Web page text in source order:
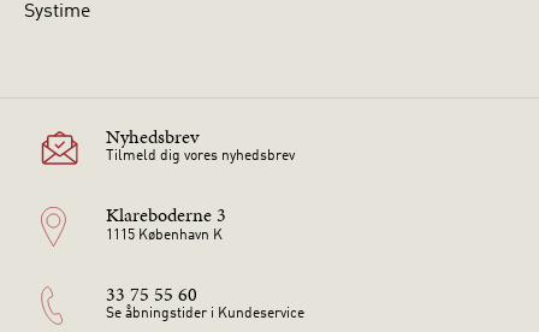
Systime
Nyhedsbrev
Tilmeld dig vores nyhedsbrev
Klareboderne 3
1115 København K
33 75 55 60
Se åbningstider i Kundeservice